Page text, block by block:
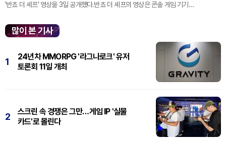
'반쵸 더 셰프' 영상을 3일 공개했다.반쵸 더 셰프의 영상은 콘솔 게임 기기
많이 본 기사
1
24년차 MMORPG '라그나로크' 유저
토론회 11일 개최
2
스크린 속 경쟁은 그만…게임 IP '실물
카드'로 몰린다